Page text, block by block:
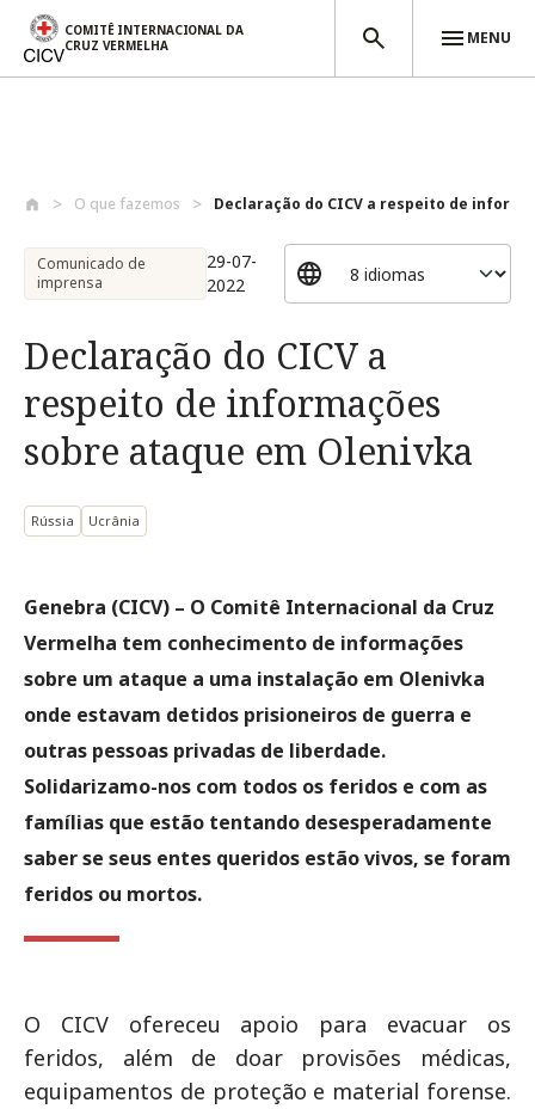
COMITÊ INTERNACIONAL DA
CRUZ VERMELHA
MENU
O que fazemos Declaração do CICV a respeito de
Comunicado de
imprensa
29-07-
2022
Declaração do CICV a
respeito de informações
sobre ataque em Olenivka
Rússia Ucrânia
Genebra (CICV) – O Comitê Internacional da Cruz
Vermelha tem conhecimento de informações
sobre um ataque a uma instalação em Olenivka
onde estavam detidos prisioneiros de guerra e
outras pessoas privadas de liberdade.
Solidarizamo-nos com todos os feridos e com as
famílias que estão tentando desesperadamente
saber se seus entes queridos estão vivos, se foram
feridos ou mortos.
O CICV ofereceu apoio para evacuar os
feridos, além de doar provisões médicas,
equipamentos de proteção e material forense.